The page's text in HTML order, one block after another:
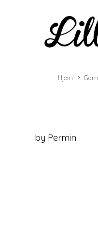
Hjem Garn
by Permin